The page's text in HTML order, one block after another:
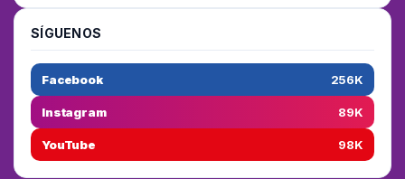
SÍGUENOS
Facebook 256K
Instagram 89K
YouTube 98K